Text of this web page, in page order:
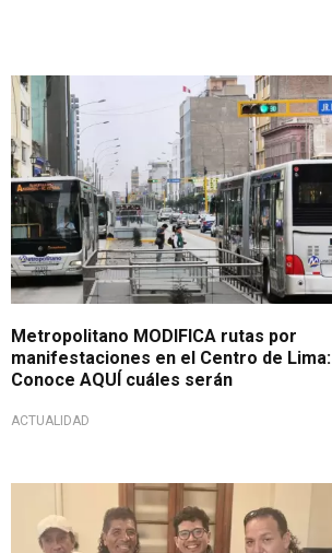
Actualizaciones en el transporte público
Metropolitano MODIFICA rutas por
manifestaciones en el Centro de Lima:
Conoce AQUÍ cuáles serán
ACTUALIDAD